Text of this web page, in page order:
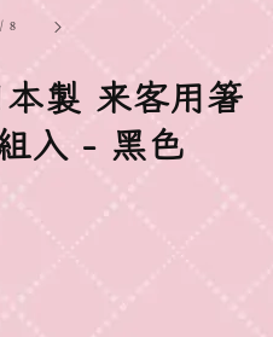
/ 8
本製 来客用箸
入 - 黑色